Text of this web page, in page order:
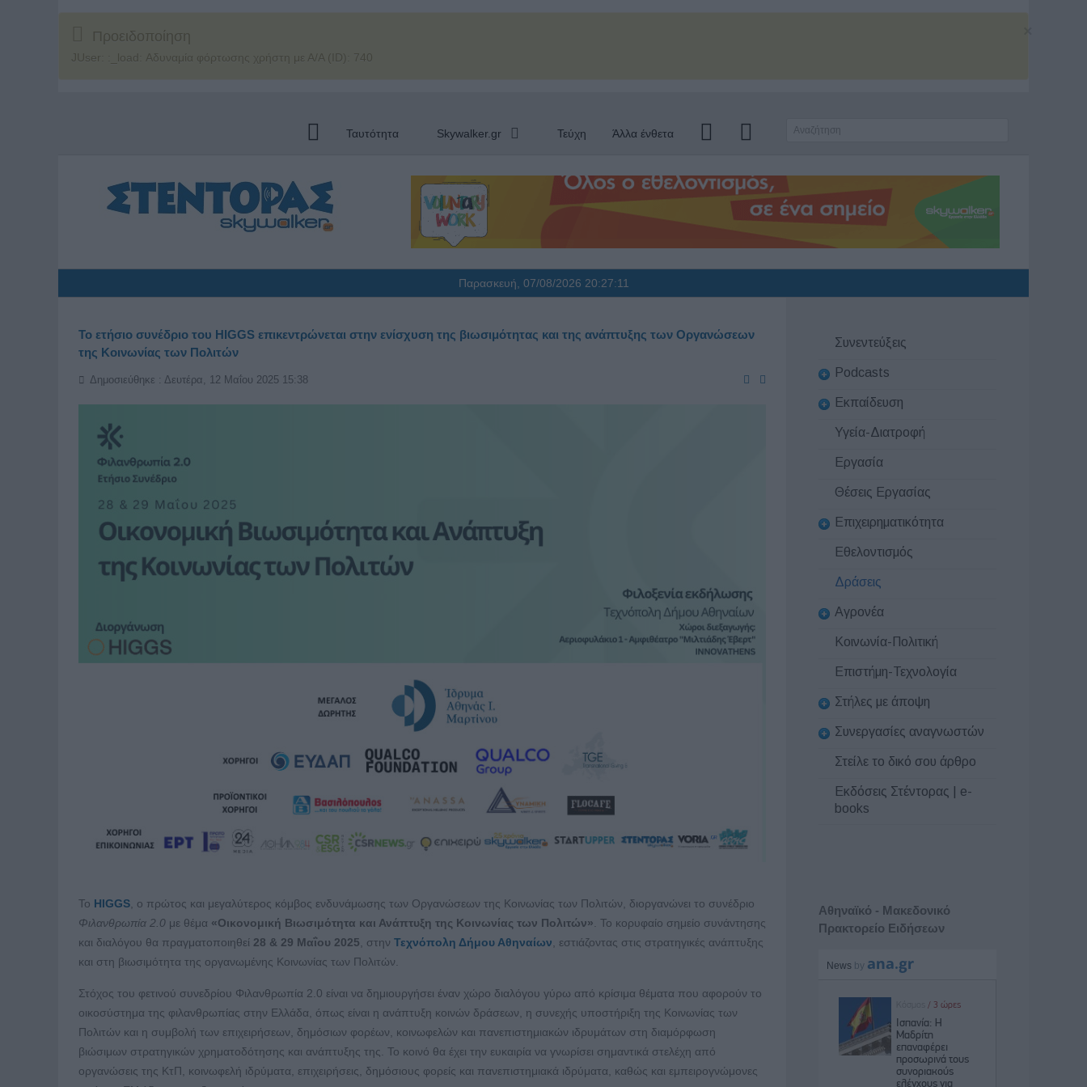
Προειδοποίηση
JUser: :_load: Αδυναμία φόρτωσης χρήστη με Α/Α (ID): 740
Ταυτότητα Skywalker.gr Τεύχη Άλλα ένθετα
Παρασκευή, 07/08/2026 20:27:11
Το ετήσιο συνέδριο του HIGGS επικεντρώνεται στην ενίσχυση της βιωσιμότητας και της ανάπτυξης των Οργανώσεων
της Κοινωνίας των Πολιτών
Δημοσιεύθηκε : Δευτέρα, 12 Μαΐου 2025 15:38
Το HIGGS, ο πρώτος και μεγαλύτερος κόμβος ενδυνάμωσης των Οργανώσεων της Κοινωνίας των Πολιτών, διοργανώνει το συνέδριο
Φιλανθρωπία 2.0 με θέμα «Οικονομική Βιωσιμότητα και Ανάπτυξη της Κοινωνίας των Πολιτών». Το κορυφαίο σημείο συνάντησης
και διαλόγου θα πραγματοποιηθεί 28 & 29 Μαΐου 2025, στην Τεχνόπολη Δήμου Αθηναίων, εστιάζοντας στις στρατηγικές ανάπτυξης
και στη βιωσιμότητα της οργανωμένης Κοινωνίας των Πολιτών.
Στόχος του φετινού συνεδρίου Φιλανθρωπία 2.0 είναι να δημιουργήσει έναν χώρο διαλόγου γύρω από κρίσιμα θέματα που αφορούν το
οικοσύστημα της φιλανθρωπίας στην Ελλάδα, όπως είναι η ανάπτυξη κοινών δράσεων, η συνεχής υποστήριξη της Κοινωνίας των
Πολιτών και η συμβολή των επιχειρήσεων, δημόσιων φορέων, κοινωφελών και πανεπιστημιακών ιδρυμάτων στη διαμόρφωση
βιώσιμων στρατηγικών χρηματοδότησης και ανάπτυξης της. Το κοινό θα έχει την ευκαιρία να γνωρίσει σημαντικά στελέχη από
οργανώσεις της ΚτΠ, κοινωφελή ιδρύματα, επιχειρήσεις, δημόσιους φορείς και πανεπιστημιακά ιδρύματα, καθώς και εμπειρογνώμονες
Συνεντεύξεις
Podcasts
Εκπαίδευση
Υγεία-Διατροφή
Εργασία
Θέσεις Εργασίας
Επιχειρηματικότητα
Εθελοντισμός
Δράσεις
Αγρονέα
Κοινωνία-Πολιτική
Επιστήμη-Τεχνολογία
Στήλες με άποψη
Συνεργασίες αναγνωστών
Στείλε το δικό σου άρθρο
Εκδόσεις Στέντορας | e-
books
Αθηναϊκό - Μακεδονικό
Πρακτορείο Ειδήσεων